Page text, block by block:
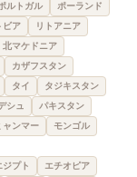
ルトガル
ポーランド
ビア
リトアニア
北マケドニア
カザフスタン
タイ
タジキスタン
シュ
パキスタン
ャンマー
モンゴル
ジプト
エチオピア